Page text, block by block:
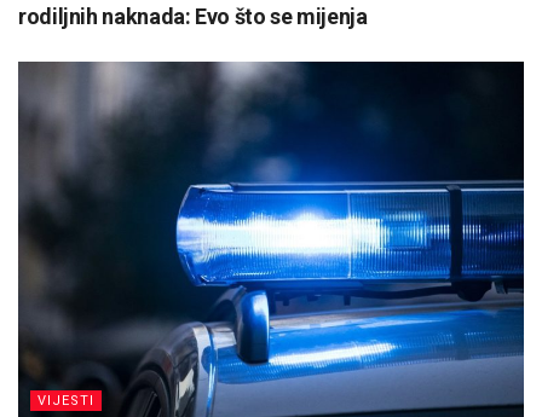
rodiljnih naknada: Evo što se mijenja
VIJESTI